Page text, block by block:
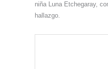
niña Luna Etchegaray,
hallazgo.